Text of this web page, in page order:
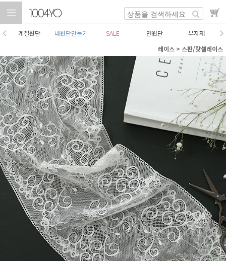
계절원단 내원단만들기 SALE 면원단
부자재
레이스 > 스판/랏셀레이스